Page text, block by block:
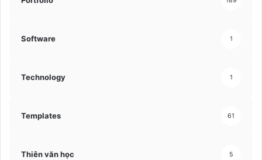
Software 1
Technology 1
Templates 61
Thiên văn học 5